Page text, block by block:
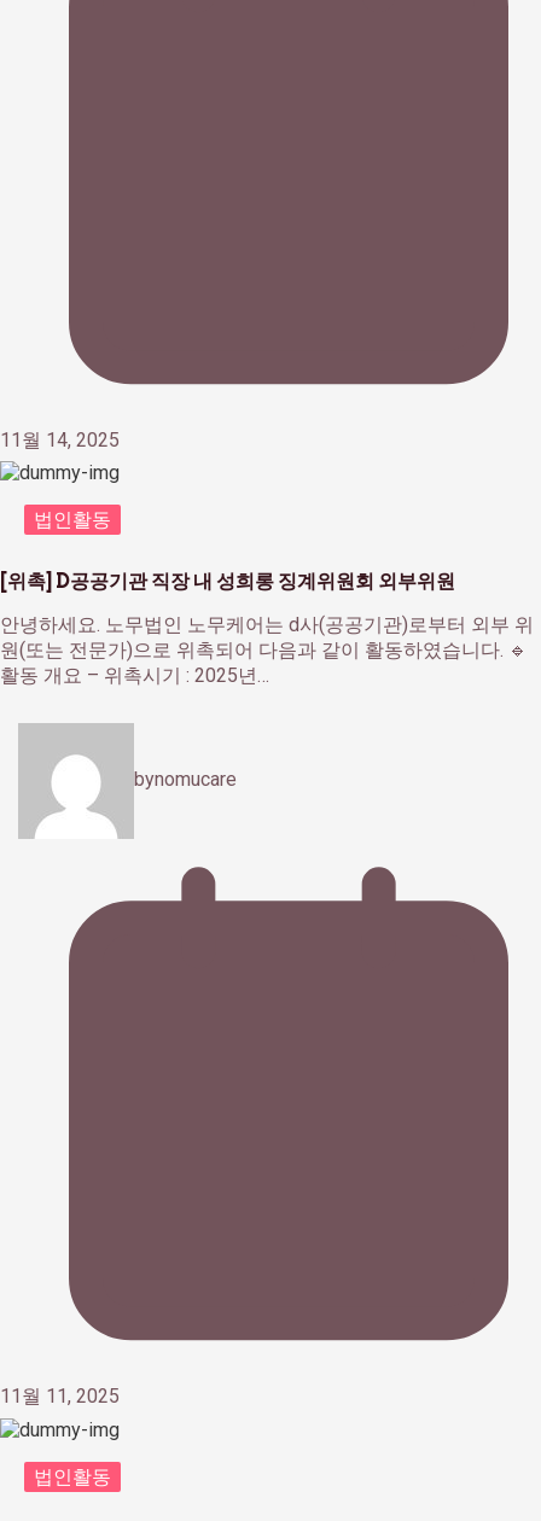
11월 14, 2025
법인활동
[위촉] D공공기관 직장 내 성희롱 징계위원회 외부위원
안녕하세요. 노무법인 노무케어는 d사(공공기관)로부터 외부 위
원(또는 전문가)으로 위촉되어 다음과 같이 활동하였습니다. 🔹
활동 개요 – 위촉시기 : 2025년…
bynomucare
11월 11, 2025
법인활동